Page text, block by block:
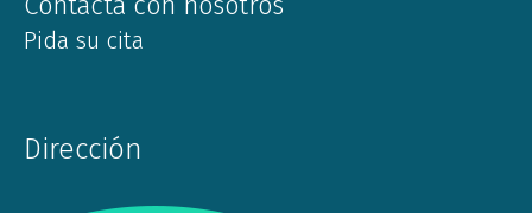
Pida su cita
Dirección